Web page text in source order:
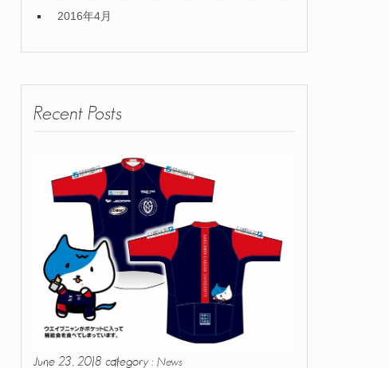
2016年4月
Recent Posts
June 23, 2018 category : News